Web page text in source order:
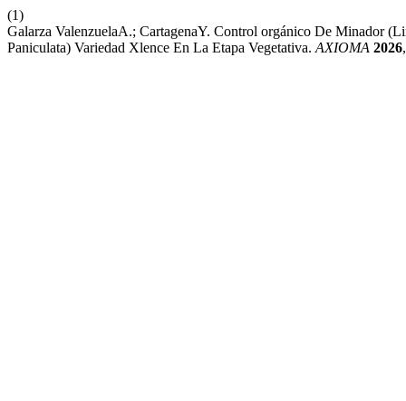
(1)
Galarza ValenzuelaA.; CartagenaY. Control orgánico De Minador
Paniculata) Variedad Xlence En La Etapa Vegetativa. AXIOMA 2026